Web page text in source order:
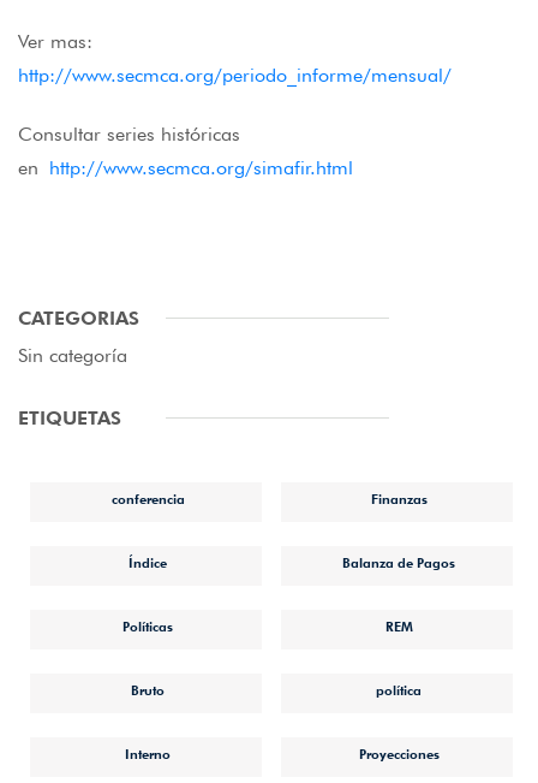
Ver mas:
http://www.secmca.org/periodo_informe/mensual/
Consultar series históricas
en http://www.secmca.org/simafir.html
CATEGORIAS
Sin categoría
ETIQUETAS
conferencia Finanzas
Índice Balanza de Pagos
Políticas REM
Bruto política
Interno Proyecciones